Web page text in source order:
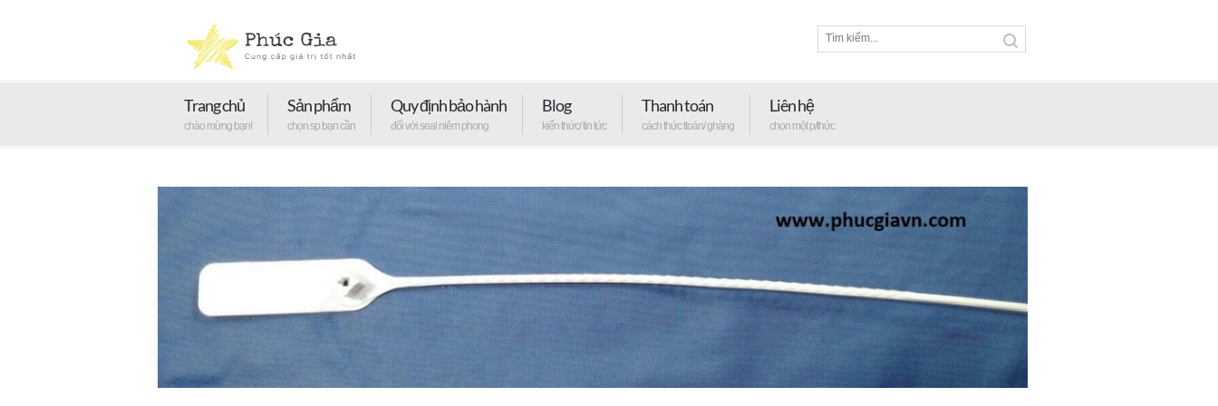
Trang chủ
chào mừng bạn!
Sản phẩm
chọn sp bạn cần
Quy định bảo hành
đối với seal niêm phong
Blog
kiến thức/ tin tức
Thanh toán
cách thức ttoán/ ghàng
Liên hệ
chọn một p/thức